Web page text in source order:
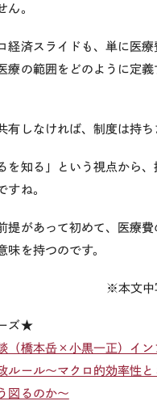
ん。
経済スライドも、単に医
療の範囲をどのように定義
有しなければ、制度は持ち
を知る」という視点から、
すね。
提があって初めて、医療費
味を持つのです。
※本文中
ズ★
（橋本岳×小黒一正）イ
ルール～マクロ的効率性
図るのか～